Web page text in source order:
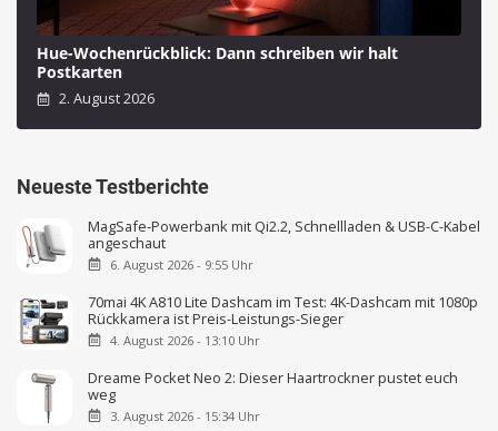
Hue-Wochenrückblick: Dann schreiben wir halt
Postkarten
2. August 2026
Neueste Testberichte
MagSafe-Powerbank mit Qi2.2, Schnellladen & USB-C-Kabel
angeschaut
6. August 2026 - 9:55 Uhr
70mai 4K A810 Lite Dashcam im Test: 4K-Dashcam mit 1080p
Rückkamera ist Preis-Leistungs-Sieger
4. August 2026 - 13:10 Uhr
Dreame Pocket Neo 2: Dieser Haartrockner pustet euch
weg
3. August 2026 - 15:34 Uhr